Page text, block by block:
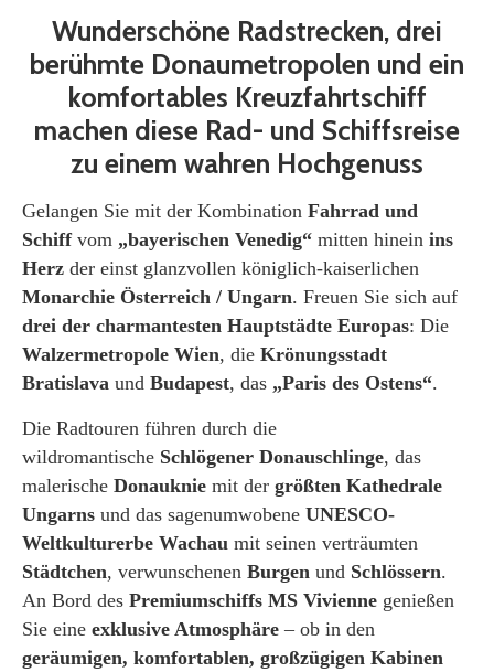
Wunderschöne Radstrecken, drei
berühmte Donaumetropolen und ein
komfortables Kreuzfahrtschiff
machen diese Rad- und Schiffsreise
zu einem wahren Hochgenuss
Gelangen Sie mit der Kombination Fahrrad und
Schiffvom „bayerischen Venedig“ mitten hinein ins
Herz der einst glanzvollen königlich-kaiserlichen
Monarchie Österreich / Ungarn. Freuen Sie sich auf
drei der charmantesten Hauptstädte Europas: Die
Walzermetropole Wien, die Krönungsstadt
Bratislava und Budapest, das „Paris des Ostens“.
Die Radtouren führen durch die
wildromantische Schlögener Donauschlinge, das
malerische Donauknie mit der größten Kathedrale
Ungarns und das sagenumwobene UNESCO-
Weltkulturerbe Wachau mit seinen verträumten
Städtchen, verwunschenen Burgen und Schlössern.
An Bord des Premiumschiffs MS Vivienne genießen
Sie eine exklusive Atmosphäre – ob in den
geräumigen, komfortablen, großzügigen Kabinen